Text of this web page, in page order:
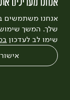
אנחנו משתמשים
שלך. המשך
שימו לב לעדכון
אישור